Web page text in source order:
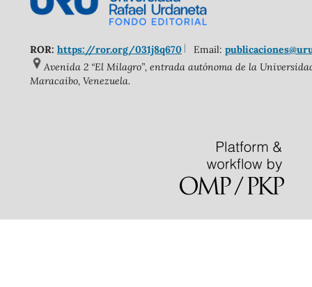
ROR: https://ror.org/031j8q670 Email:
Avenida 2 “El Milagro”, entrada autónoma de la
Maracaibo, Venezuela.